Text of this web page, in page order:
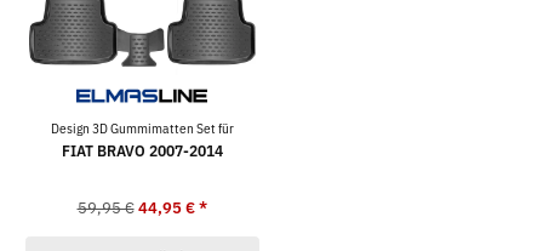
Design 3D Gummimatten Set für
FIAT BRAVO 2007-2014
59,95 € 44,95 €*